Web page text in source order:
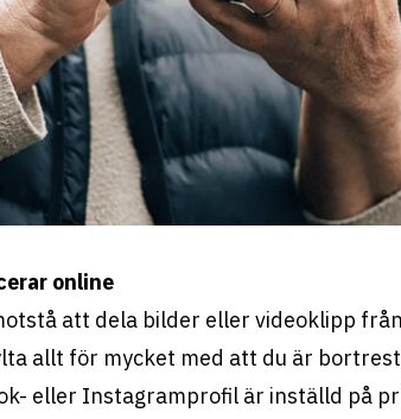
online
att dela bilder eller videoklipp
allt för mycket med att du är
eller Instagramprofil är inställd på